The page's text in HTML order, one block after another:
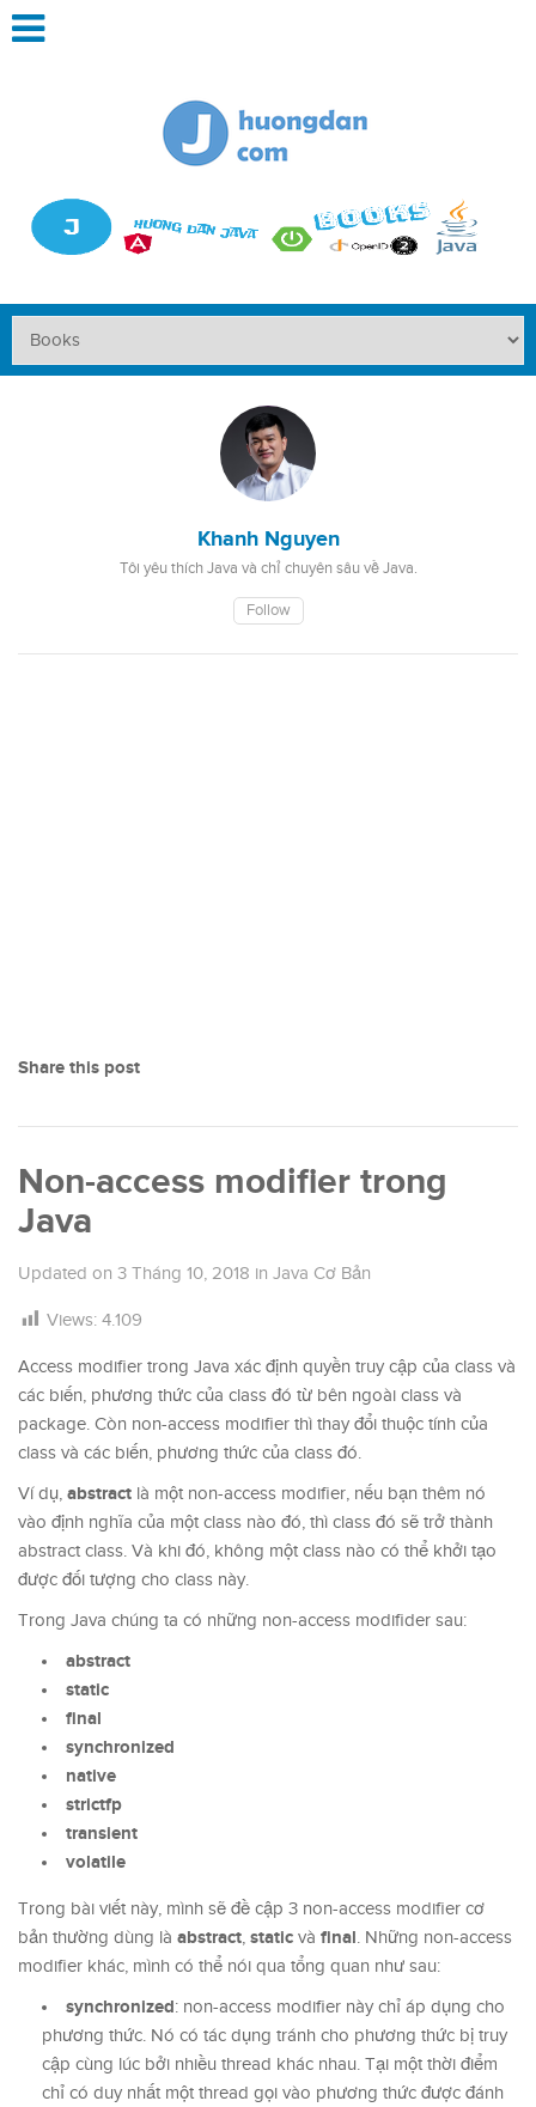
Khanh Nguyen
Tôi yêu thích Java và chỉ chuyên sâu về Java.
Follow
Share this post
Non-access modifier trong
Java
Updated on 3 Tháng 10, 2018 in Java Cơ Bản
Views: 4.109
Access modifier trong Java xác định quyền truy cập của class và
các biến, phương thức của class đó từ bên ngoài class và
package. Còn non-access modifier thì thay đổi thuộc tính của
class và các biến, phương thức của class đó.
Ví dụ, abstract là một non-access modifier, nếu bạn thêm nó
vào định nghĩa của một class nào đó, thì class đó sẽ trở thành
abstract class. Và khi đó, không một class nào có thể khởi tạo
được đối tượng cho class này.
Trong Java chúng ta có những non-access modifider sau:
abstract
static
final
synchronized
native
strictfp
transient
volatile
Trong bài viết này, mình sẽ đề cập 3 non-access modifier cơ
bản thường dùng là abstract, static và final. Những non-access
modifier khác, mình có thể nói qua tổng quan như sau:
synchronized: non-access modifier này chỉ áp dụng cho
phương thức. Nó có tác dụng tránh cho phương thức bị truy
cập cùng lúc bởi nhiều thread khác nhau. Tại một thời điểm
chỉ có duy nhất một thread gọi vào phương thức được đánh